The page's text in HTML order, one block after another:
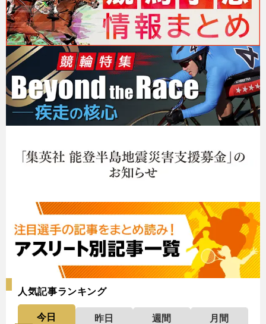
人気記事ランキング
今日 昨日 週間 月間